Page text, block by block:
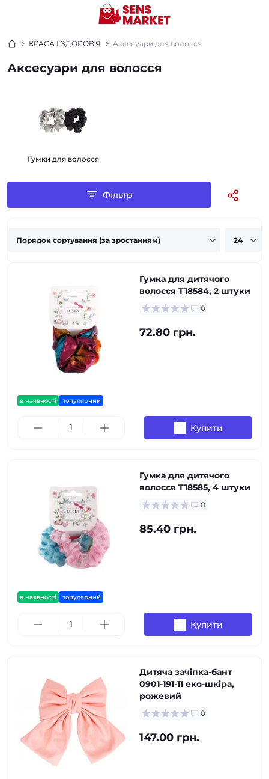
КРАСА І ЗДОРОВ'Я Аксесуари для волосся
Аксесуари для волосся
Гумки для волосся
Фільтр
в наявності популярний
Гумка для дитячого
волосся T18584, 2 штуки
0
72.80 грн.
Купити
в наявності популярний
Гумка для дитячого
волосся T18585, 4 штуки
0
85.40 грн.
Купити
Дитяча зачіпка-бант
0901-191-11 еко-шкіра,
рожевий
0
147.00 грн.